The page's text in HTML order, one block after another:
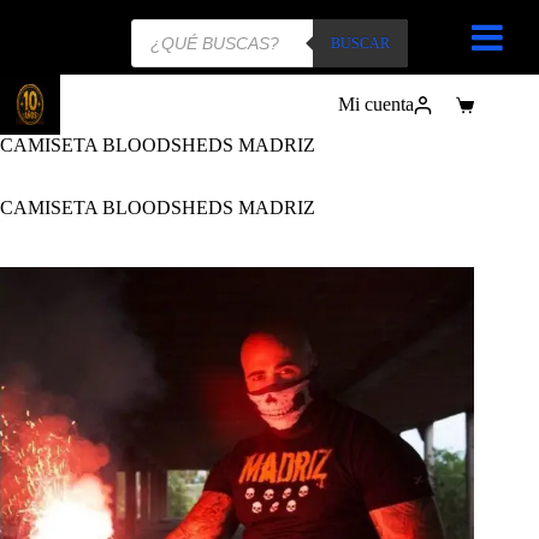
Búsqueda
BUSCAR
Mi cuenta
Carro
CAMISETA BLOODSHEDS MADRIZ
CAMISETA BLOODSHEDS MADRIZ